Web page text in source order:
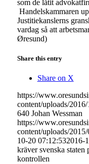
som de låtit
Handelskammaren
Justitiekanslerns
vardag så att
Øresund)
Share this entry
Share on X
https://
content/uploads/
640 Johan Wessman
https://
content/uploads/
10-20 07:12:532016-
kräver svenska
kontrollen